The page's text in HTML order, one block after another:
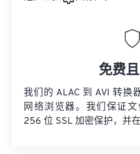
免费
我们的 ALAC 到 AVI 转换
网络浏览器。我们保证
256 位 SSL 加密保护，并